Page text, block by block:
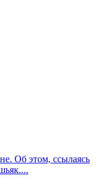
Об этом, ссылаясь